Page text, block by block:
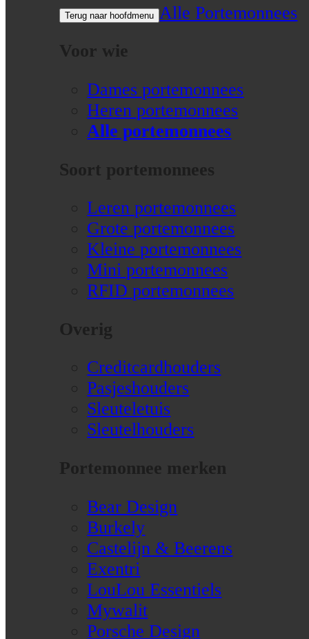
Terug naar hoofdmenu Alle Portemonnees
Voor wie
Dames portemonnees
Heren portemonnees
Alle portemonnees
Soort portemonnees
Leren portemonnees
Grote portemonnees
Kleine portemonnees
Mini portemonnees
RFID portemonnees
Overig
Creditcardhouders
Pasjeshouders
Sleuteletuis
Sleutelhouders
Portemonnee merken
Bear Design
Burkely
Castelijn & Beerens
Exentri
LouLou Essentiels
Mywalit
Porsche Design